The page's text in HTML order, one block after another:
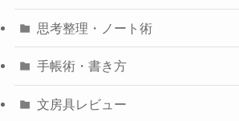
思考整理・ノート術
手帳術・書き方
文房具レビュー